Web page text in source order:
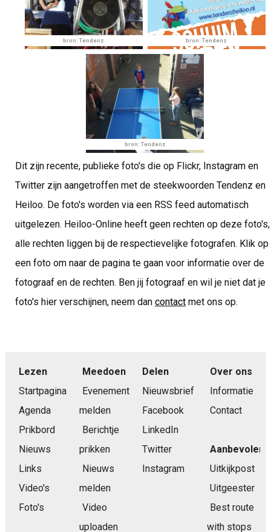
bron: Tendenz bron: Tendenz
bron: Tendenz
Dit zijn recente, publieke foto's die op Flickr, Instagram en
Twitter zijn aangetroffen met de steekwoorden Tendenz en
Heiloo. De foto's worden via een RSS feed automatisch
uitgelezen. Heiloo-Online heeft geen rechten op deze foto's,
alle rechten liggen bij de respectievelijke fotografen. Klik op
een foto om naar de pagina te gaan voor informatie over de
fotograaf en de rechten. Ben jij fotograaf en wil je niet dat je
foto's hier verschijnen, neem dan contactmet ons op.
Lezen
Startpagina
Agenda
Prikbord
Nieuws
Links
Video's
Foto's
Meedoen
Evenement
melden
Berichtje
prikken
Nieuws
melden
Video
uploaden
Delen
Nieuwsbrief
Facebook
LinkedIn
Twitter
Instagram
Over ons
Informatie
Contact
Aanbevolen
Uitkijkpost
Uitgeester
Best route
with stops